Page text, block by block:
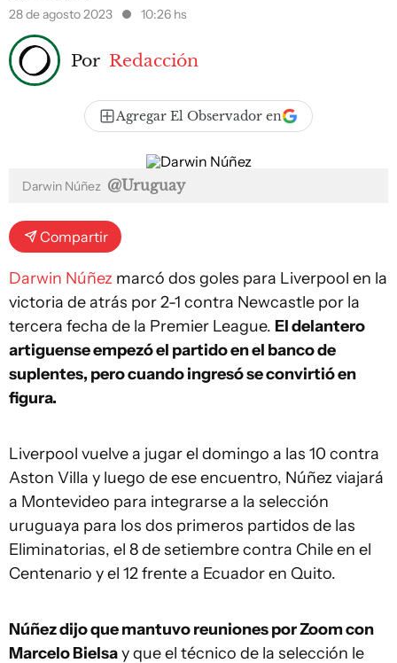
28 de agosto 2023
10:26 hs
Por Redacción
Agregar El Observador en
Darwin Núñez @Uruguay
Compartir
Darwin Núñez marcó dos goles para Liverpool en la
victoria de atrás por 2-1 contra Newcastle por la
tercera fecha de la Premier League. El delantero
artiguense empezó el partido en el banco de
suplentes, pero cuando ingresó se convirtió en
figura.
Liverpool vuelve a jugar el domingo a las 10 contra
Aston Villa y luego de ese encuentro, Núñez viajará
a Montevideo para integrarse a la selección
uruguaya para los dos primeros partidos de las
Eliminatorias, el 8 de setiembre contra Chile en el
Centenario y el 12 frente a Ecuador en Quito.
Núñez dijo que mantuvo reuniones por Zoom con
Marcelo Bielsay que el técnico de la selección le